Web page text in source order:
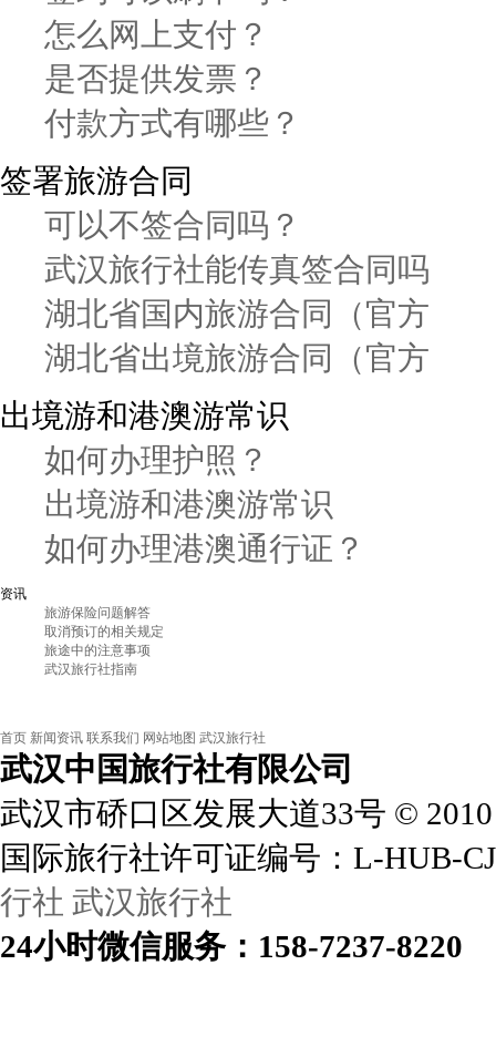
怎么网上支付？
是否提供发票？
付款方式有哪些？
签署旅游合同
可以不签合同吗？
武汉旅行社能传真签合同吗
湖北省国内旅游合同（官方
湖北省出境旅游合同（官方
出境游和港澳游常识
如何办理护照？
出境游和港澳游常识
如何办理港澳通行证？
资讯
旅游保险问题解答
取消预订的相关规定
旅途中的注意事项
武汉旅行社指南
首页 新闻资讯 联系我们 网站地图 武汉旅行社
武汉中国旅行社有限公司
武汉市硚口区发展大道33号 ©
国际旅行社许可证编号：L-HUB-
行社 武汉旅行社
24小时微信服务：158-7237-8220